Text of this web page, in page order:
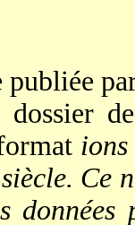
Ce